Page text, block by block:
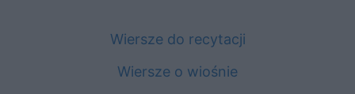
Wiersze do recytacji
Wiersze o wiośnie